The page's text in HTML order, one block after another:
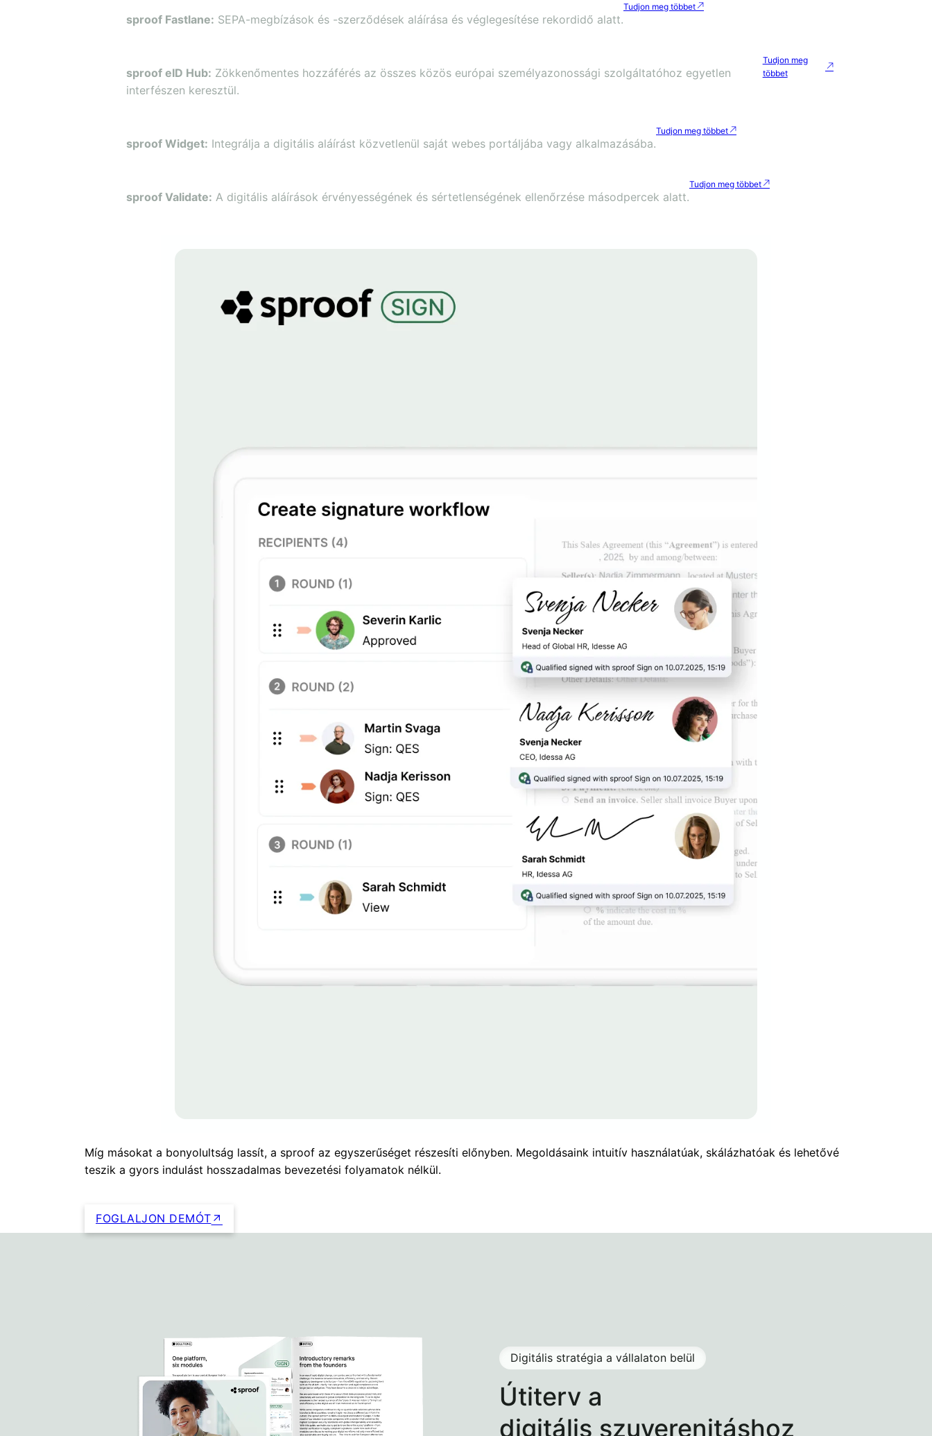
sproof Fastlane: SEPA-megbízások és -szerződések aláírása és véglegesítése rekordidő alatt.
Tudjon meg többet
sproof eID Hub: Zökkenőmentes hozzáférés az összes közös európai személyazonossági szolgáltatóhoz egyetlen
interfészen keresztül.
Tudjon meg
többet
sproof Widget: Integrálja a digitális aláírást közvetlenül saját webes portáljába vagy alkalmazásába.
Tudjon meg többet
sproof Validate: A digitális aláírások érvényességének és sértetlenségének ellenőrzése másodpercek alatt.
Tudjon meg többet
Míg másokat a bonyolultság lassít, a sproof az egyszerűséget részesíti előnyben. Megoldásaink intuitív használatúak, skálázhatóak és lehetővé
teszik a gyors indulást hosszadalmas bevezetési folyamatok nélkül.
FOGLALJON DEMÓT
Útiterv a
digitális szuverenitáshoz
Digitális stratégia a vállalaton belül